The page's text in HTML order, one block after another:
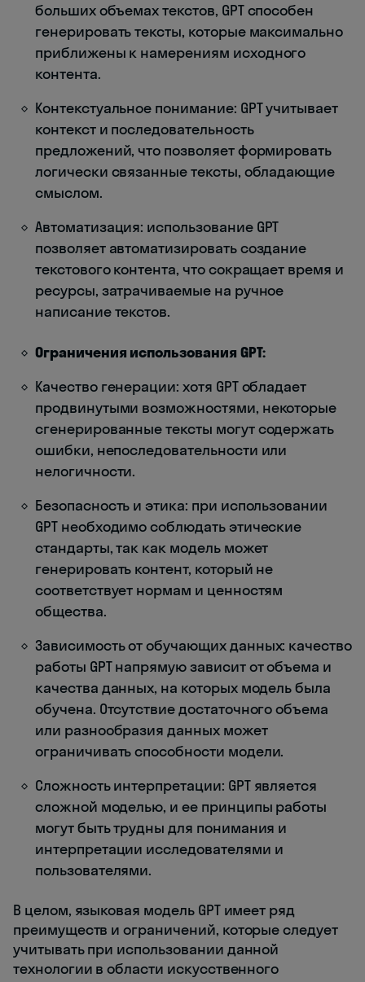
больших объемах текстов, GPT способен
генерировать тексты, которые максимально
приближены к намерениям исходного
контента.
Контекстуальное понимание: GPT учитывает
контекст и последовательность
предложений, что позволяет формировать
логически связанные тексты, обладающие
смыслом.
Автоматизация: использование GPT
позволяет автоматизировать создание
текстового контента, что сокращает время и
ресурсы, затрачиваемые на ручное
написание текстов.
Ограничения использования GPT:
Качество генерации: хотя GPT обладает
продвинутыми возможностями, некоторые
сгенерированные тексты могут содержать
ошибки, непоследовательности или
нелогичности.
Безопасность и этика: при использовании
GPT необходимо соблюдать этические
стандарты, так как модель может
генерировать контент, который не
соответствует нормам и ценностям
общества.
Зависимость от обучающих данных: качество
работы GPT напрямую зависит от объема и
качества данных, на которых модель была
обучена. Отсутствие достаточного объема
или разнообразия данных может
ограничивать способности модели.
Сложность интерпретации: GPT является
сложной моделью, и ее принципы работы
могут быть трудны для понимания и
интерпретации исследователями и
пользователями.
В целом, языковая модель GPT имеет ряд
преимуществ и ограничений, которые следует
учитывать при использовании данной
технологии в области искусственного